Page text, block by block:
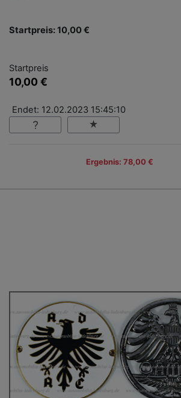
Startpreis: 10,00 €
Startpreis
10,00 €
Endet: 12.02.2023 15:45:10
Ergebnis: 78,00 €